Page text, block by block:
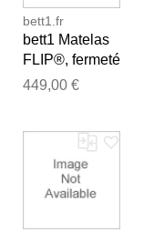
bett1.fr
bett1 Matelas
FLIP®, fermeté
moyenne (H3),
449,00 €